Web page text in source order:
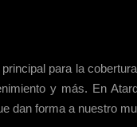
para la
y más. En
dan forma a nuestro